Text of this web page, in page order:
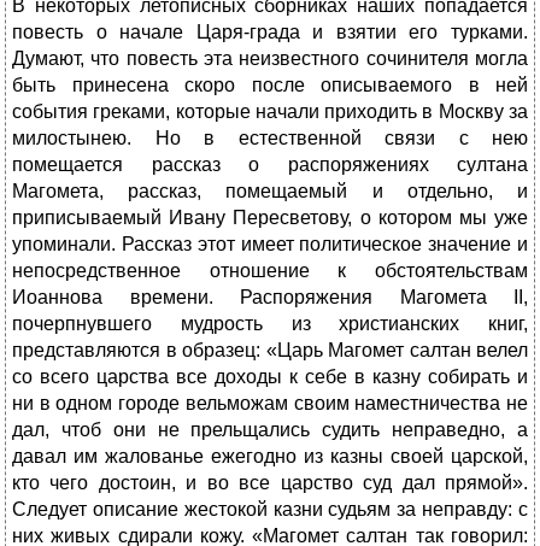
В некоторых летописных сборниках наших попадается
повесть о начале Царя-града и взятии его турками.
Думают, что повесть эта неизвестного сочинителя могла
быть принесена скоро после описываемого в ней
события греками, которые начали приходить в Москву за
милостынею. Но в естественной связи с нею
помещается рассказ о распоряжениях султана
Магомета, рассказ, помещаемый и отдельно, и
приписываемый Ивану Пересветову, о котором мы уже
упоминали. Рассказ этот имеет политическое значение и
непосредственное отношение к обстоятельствам
Иоаннова времени. Распоряжения Магомета II,
почерпнувшего мудрость из христианских книг,
представляются в образец: «Царь Магомет салтан велел
со всего царства все доходы к себе в казну собирать и
ни в одном городе вельможам своим наместничества не
дал, чтоб они не прельщались судить неправедно, а
давал им жалованье ежегодно из казны своей царской,
кто чего достоин, и во все царство суд дал прямой».
Следует описание жестокой казни судьям за неправду: с
них живых сдирали кожу. «Магомет салтан так говорил: